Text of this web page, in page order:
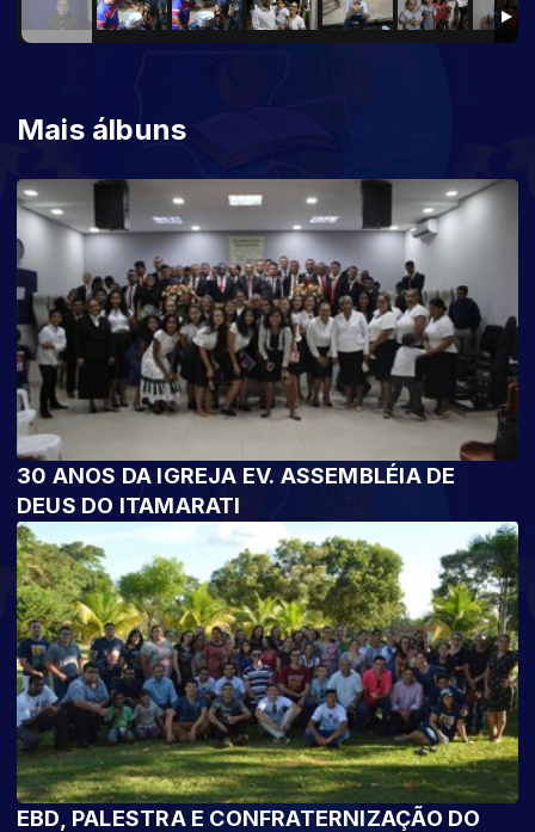
Mais álbuns
30 ANOS DA IGREJA EV. ASSEMBLÉIA DE
DEUS DO ITAMARATI
EBD, PALESTRA E CONFRATERNIZAÇÃO DO